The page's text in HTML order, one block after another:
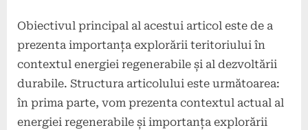
Obiectivul principal al acestui articol este de a
prezenta importanța explorării teritoriului în
contextul energiei regenerabile și al dezvoltării
durabile. Structura articolului este următoarea:
în prima parte, vom prezenta contextul actual al
energiei regenerabile și importanța explorării